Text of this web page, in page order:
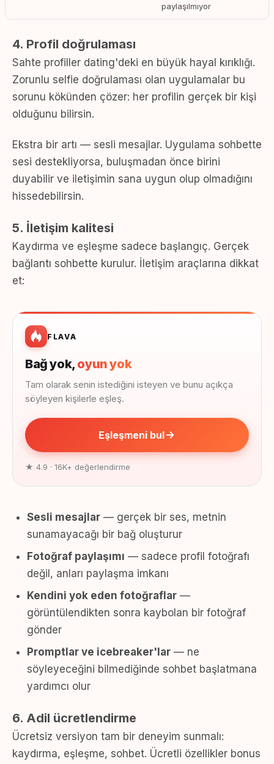
paylaşılmıyor
4. Profil doğrulaması
Sahte profiller dating'deki en büyük hayal kırıklığı.
Zorunlu selfie doğrulaması olan uygulamalar bu
sorunu kökünden çözer: her profilin gerçek bir kişi
olduğunu bilirsin.
Ekstra bir artı — sesli mesajlar. Uygulama sohbette
sesi destekliyorsa, buluşmadan önce birini
duyabilir ve iletişimin sana uygun olup olmadığını
hissedebilirsin.
5. İletişim kalitesi
Kaydırma ve eşleşme sadece başlangıç. Gerçek
bağlantı sohbette kurulur. İletişim araçlarına dikkat
et:
FLAVA
Bağ yok,oyun yok
Tam olarak senin istediğini isteyen ve bunu açıkça
söyleyen kişilerle eşleş.
Eşleşmeni bul
★ 4.9 · 16K+ değerlendirme
Sesli mesajlar — gerçek bir ses, metnin
sunamayacağı bir bağ oluşturur
Fotoğraf paylaşımı — sadece profil fotoğrafı
değil, anları paylaşma imkanı
Kendini yok eden fotoğraflar —
görüntülendikten sonra kaybolan bir fotoğraf
gönder
Promptlar ve icebreaker'lar — ne
söyleyeceğini bilmediğinde sohbet başlatmana
yardımcı olur
6. Adil ücretlendirme
Ücretsiz versiyon tam bir deneyim sunmalı:
kaydırma, eşleşme, sohbet. Ücretli özellikler bonus